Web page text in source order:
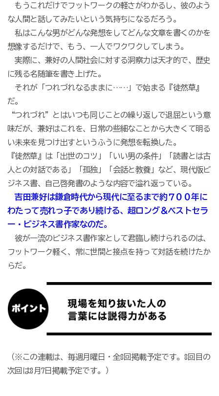
もうこれだけでフットワークの軽さがわかるし、彼のよう
な人間と話してみたいという気持ちになるだろう。
私はこんな男がどんな発想をしてどんな文章を書くのかを
想像するだけで、もう、一人でワクワクしてしまう。
実際に、兼好の人間社会に対する洞察力は天才的で、歴史
に残る名随筆を書き上げた。
それが「つれづれなるままに……」で始まる『徒然草』
だ。
“つれづれ”とはいつも同じことの繰り返しで退屈という意
味だが、兼好はこれを、日常の些細なことから大きくて明る
い未来を見つけ出すというふうに発想を転換した。
『徒然草』は「出世のコツ」「いい男の条件」「読書とは古
人との対話である」「孤独」「会話と教養」など、現代版ビ
ジネス書、自己啓発書のような内容で溢れ返っている。
吉田兼好は鎌倉時代から現代に至るまで約７００年に
わたって売れっ子であり続ける、超ロング＆ベストセラ
ー・ビジネス書作家なのだ。
彼が一流のビジネス書作家として君臨し続けられるのは、
フットワーク軽く、常に世間と接点を持って対話を続けたか
らだ。
（※この連載は、毎週月曜日・全8回掲載予定です。8回目の
次回は8月7日掲載予定です。）